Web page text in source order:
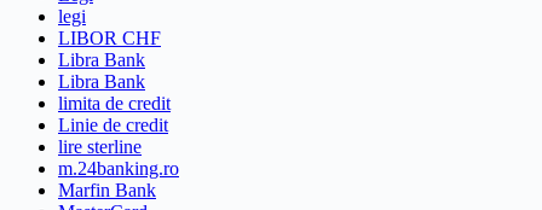
legi
LIBOR CHF
Libra Bank
Libra Bank
limita de credit
Linie de credit
lire sterline
m.24banking.ro
Marfin Bank